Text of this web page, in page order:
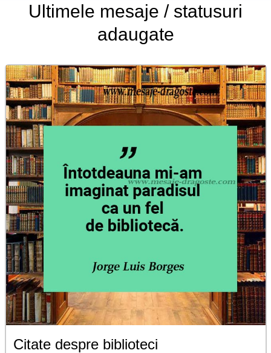
Ultimele mesaje / statusuri
adaugate
Citate despre biblioteci